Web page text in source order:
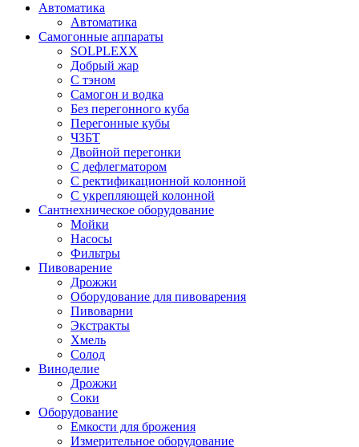
Автоматика
Автоматика
Самогонные аппараты
SOLPLEXX
Добрый жар
С тэном
Самогон и водка
Без перегонного куба
Перегонные кубы
ЧЗБТ
Двойной перегонки
С дефлегматором
С ректификационной колонной
С укрепляющей колонной
Сантнехническое оборудование
Мойки
Насосы
Фильтры
Пивоварение
Дрожжи
Оборудование для пивоварения
Пивоварни
Экстракты
Хмель
Солод
Виноделие
Дрожжи
Соки
Оборудование
Емкости для брожения
Измерительное оборудование